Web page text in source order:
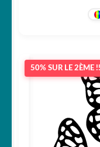
50% SUR LE 2ÈME !!